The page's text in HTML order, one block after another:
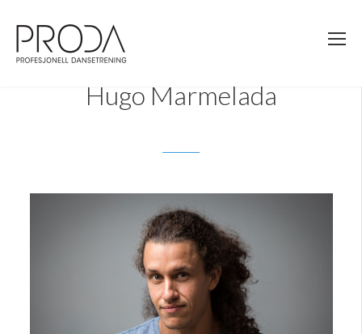
sidens
hovedinnhold
Hugo Marmelada